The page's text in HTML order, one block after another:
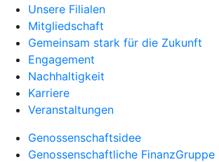
Unsere Filialen
Mitgliedschaft
Gemeinsam stark für die Zukunft
Engagement
Nachhaltigkeit
Karriere
Veranstaltungen
Genossenschaftsidee
Genossenschaftliche FinanzGruppe